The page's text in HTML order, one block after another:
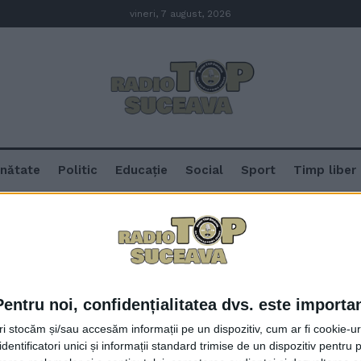
noi, confidențialitatea dvs. este
stocăm și/sau accesăm informații pe un dispozitiv, cum ar fi cookie-
unici și informații standard trimise de un dispozitiv pentru
vineri, 7 august, 2026
Politic Educație Social Sport Timp liber
Au început Zilele Culturii
oficialități locale, cu un